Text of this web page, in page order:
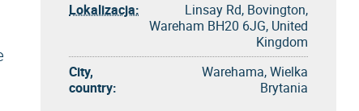
Lokalizacja:
Linsay Rd, Bovington,
Wareham BH20 6JG, United
Kingdom
City,
country:
Warehama, Wielka
Brytania